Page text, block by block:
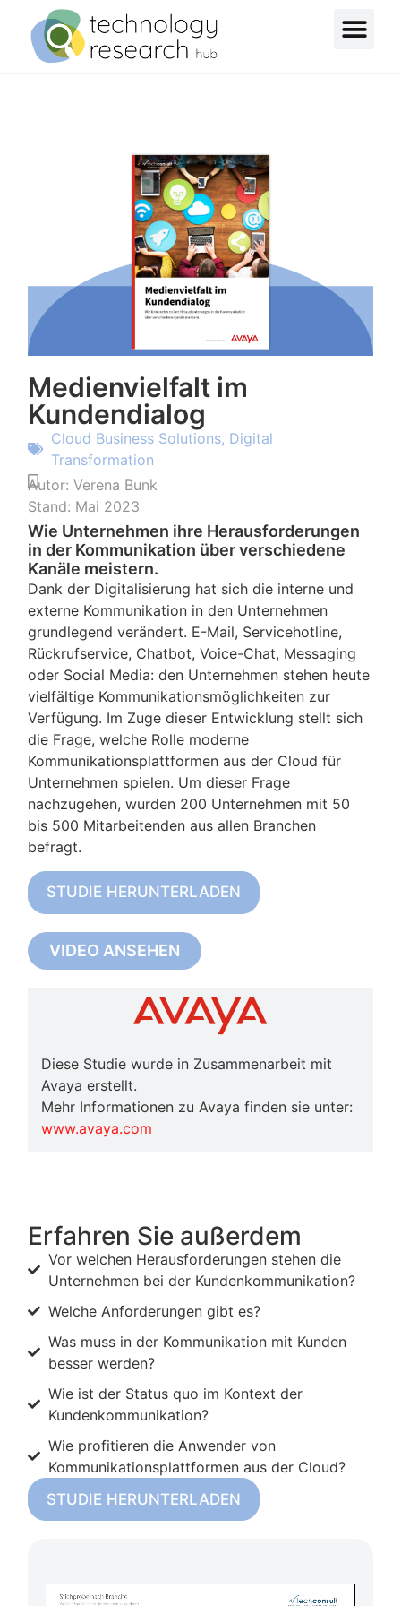
Medienvielfalt im
Kundendialog
Cloud Business Solutions, Digital
Transformation
Autor: Verena Bunk
Stand: Mai 2023
Wie Unternehmen ihre Herausforderungen
in der Kommunikation über verschiedene
Kanäle meistern.
Dank der Digitalisierung hat sich die interne und
externe Kommunikation in den Unternehmen
grundlegend verändert. E-Mail, Servicehotline,
Rückrufservice, Chatbot, Voice-Chat, Messaging
oder Social Media: den Unternehmen stehen heute
vielfältige Kommunikationsmöglichkeiten zur
Verfügung. Im Zuge dieser Entwicklung stellt sich
die Frage, welche Rolle moderne
Kommunikationsplattformen aus der Cloud für
Unternehmen spielen. Um dieser Frage
nachzugehen, wurden 200 Unternehmen mit 50
bis 500 Mitarbeitenden aus allen Branchen
befragt.
STUDIE HERUNTERLADEN
VIDEO ANSEHEN
Diese Studie wurde in Zusammenarbeit mit
Avaya erstellt.
Mehr Informationen zu Avaya finden sie unter:
www.avaya.com
Erfahren Sie außerdem
Vor welchen Herausforderungen stehen die
Unternehmen bei der Kundenkommunikation?
Welche Anforderungen gibt es?
Was muss in der Kommunikation mit Kunden
besser werden?
Wie ist der Status quo im Kontext der
Kundenkommunikation?
Wie profitieren die Anwender von
Kommunikationsplattformen aus der Cloud?
STUDIE HERUNTERLADEN